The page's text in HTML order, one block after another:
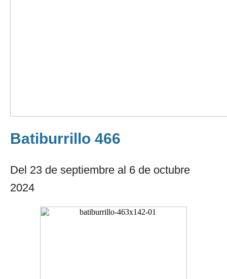
Batiburrillo 466
Del 23 de septiembre al 6 de octubre
2024